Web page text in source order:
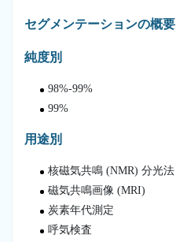
セグメンテーションの概要
純度別
98%-99%
99%
用途別
核磁気共鳴 (NMR) 分光法
磁気共鳴画像 (MRI)
炭素年代測定
呼気検査